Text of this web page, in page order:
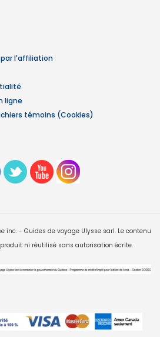
l'affiliation
ligne
témoins (Cookies)
inc. - Guides de voyage Ulysse sarl. Le contenu
ni réutilisé sans autorisation écrite.